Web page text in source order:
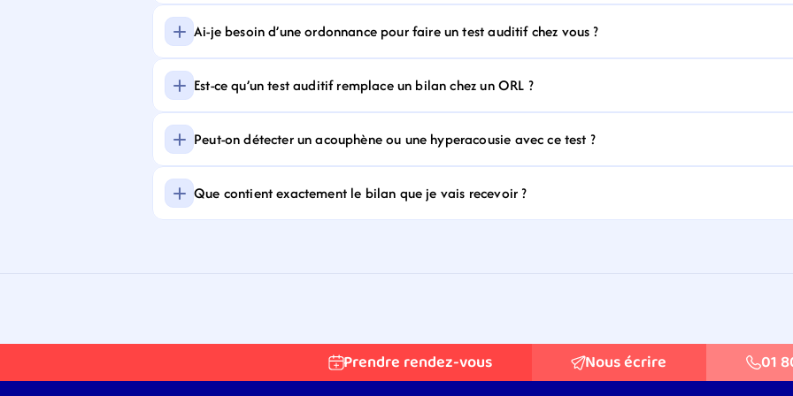
Ai-je besoin d’une ordonnance pour faire un test auditif chez vous ?
Est-ce qu’un test auditif remplace un bilan chez un ORL ?
Peut-on détecter un acouphène ou une hyperacousie avec ce test ?
Que contient exactement le bilan que je vais recevoir ?
Prendre rendez-vous Nous écrire 01